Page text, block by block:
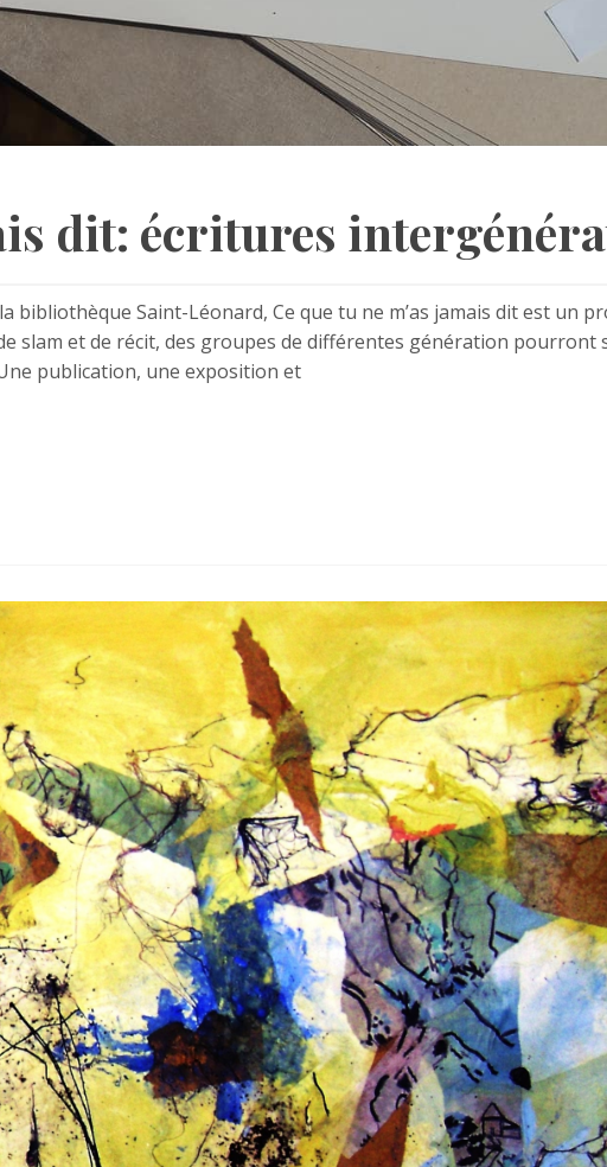
dit: écritures
Saint-Léonard, Ce que tu ne m’as jamais dit est un
slam et de récit, des groupes de différentes génération pourront
publication, une exposition et